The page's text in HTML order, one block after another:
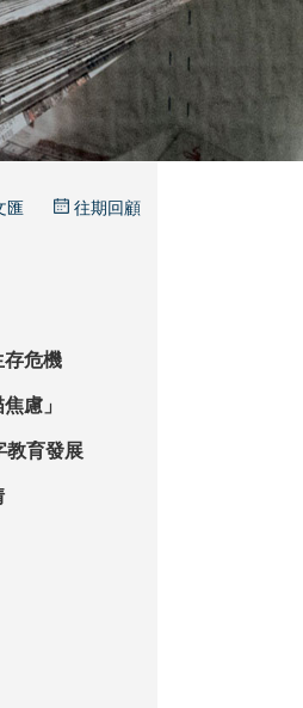
匯 往期回顧
存危機
解「掃描焦慮」
掌握數字教育發展